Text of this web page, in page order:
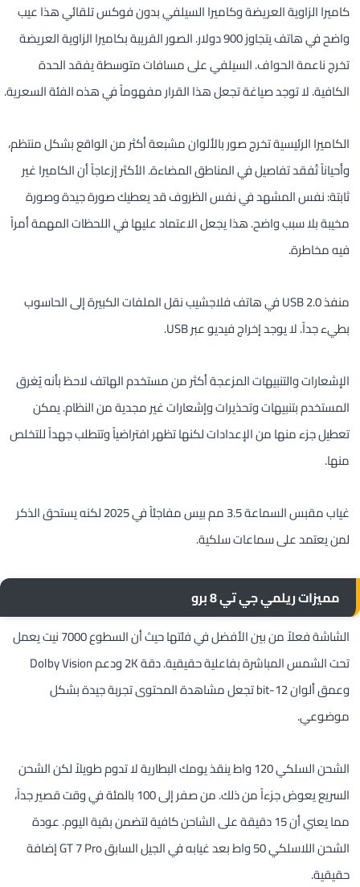
كاميرا الزاوية العريضة وكاميرا السيلفي بدون فوكس تلقائي هذا عيب
واضح في هاتف يتجاوز 900 دولار. الصور القريبة بكاميرا الزاوية العريضة
تخرج ناعمة الحواف. السيلفي على مسافات متوسطة يفقد الحدة
الكافية. لا توجد صياغة تجعل هذا القرار مفهوماً في هذه الفئة السعرية.
الكاميرا الرئيسية تخرج صور بالألوان مشبعة أكثر من الواقع بشكل منتظم،
وأحياناً تُفقد تفاصيل في المناطق المضاءة. الأكثر إزعاجاً أن الكاميرا غير
ثابتة: نفس المشهد في نفس الظروف قد يعطيك صورة جيدة وصورة
مخيبة بلا سبب واضح. هذا يجعل الاعتماد عليها في اللحظات المهمة أمراً
فيه مخاطرة.
منفذ USB 2.0 في هاتف فلاجشيب نقل الملفات الكبيرة إلى الحاسوب
بطيء جداً. لا يوجد إخراج فيديو عبر USB.
الإشعارات والتنبيهات المزعجة أكثر من مستخدم الهاتف لاحظ بأنه يُغرق
المستخدم بتنبيهات وتحذيرات وإشعارات غير مجدية من النظام. يمكن
تعطيل جزء منها من الإعدادات لكنها تظهر افتراضياً وتتطلب جهداً للتخلص
منها.
غياب مقبس السماعة 3.5 مم بيس مفاجئاً في 2025 لكنه يستحق الذكر
لمن يعتمد على سماعات سلكية.
مميزات ريلمي جي تي 8 برو
الشاشة فعلاً من بين الأفضل في فئتها حيث أن السطوع 7000 نيت يعمل
تحت الشمس المباشرة بفاعلية حقيقية. دقة 2K ودعم Dolby Vision
وعمق ألوان 12-bit تجعل مشاهدة المحتوى تجربة جيدة بشكل
موضوعي.
الشحن السلكي 120 واط ينقذ يومك البطارية لا تدوم طويلاً لكن الشحن
السريع يعوض جزءاً من ذلك. من صفر إلى 100 بالمئة في وقت قصير جداً،
مما يعني أن 15 دقيقة على الشاحن كافية لتضمن بقية اليوم. عودة
الشحن اللاسلكي 50 واط بعد غيابه في الجيل السابق GT 7 Pro إضافة
حقيقية.